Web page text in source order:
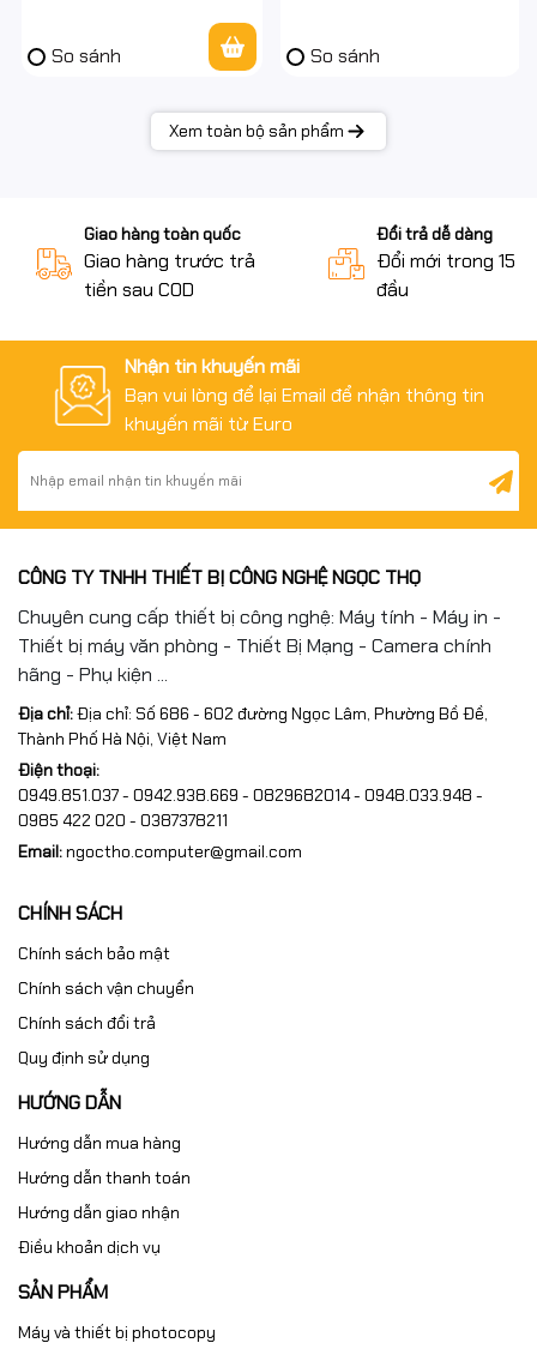
So sánh So sánh
Xem toàn bộ sản phẩm
Giao hàng toàn quốc
Giao hàng trước trả
tiền sau COD
Đổi trả dễ dàng
Đổi mới trong 15
đầu
Nhận tin khuyến mãi
Bạn vui lòng để lại Email để nhận thông tin
khuyến mãi từ Euro
CÔNG TY TNHH THIẾT BỊ CÔNG NGHỆ NGỌC THỌ
Chuyên cung cấp thiết bị công nghệ: Máy tính - Máy in -
Thiết bị máy văn phòng - Thiết Bị Mạng - Camera chính
hãng - Phụ kiện ...
Địa chỉ:Địa chỉ: Số 686 - 602 đường Ngọc Lâm, Phường Bồ Đề,
Thành Phố Hà Nội, Việt Nam
Điện thoại:
0949.851.037 - 0942.938.669 - 0829682014 - 0948.033.948 -
0985 422 020 - 0387378211
Email:ngoctho.computer@gmail.com
CHÍNH SÁCH
Chính sách bảo mật
Chính sách vận chuyển
Chính sách đổi trả
Quy định sử dụng
HƯỚNG DẪN
Hướng dẫn mua hàng
Hướng dẫn thanh toán
Hướng dẫn giao nhận
Điều khoản dịch vụ
SẢN PHẨM
Máy và thiết bị photocopy